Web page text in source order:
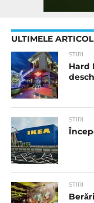
ULTIMELE
STIRI
Hard
STIRI
STIRI